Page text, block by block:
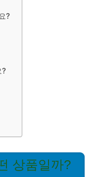
?
?
상품일까?